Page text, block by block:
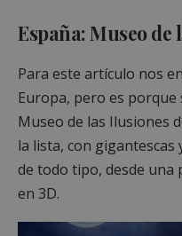
España: Museo
Para este artículo nos
Europa, pero es porque
Museo de las Ilusiones
la lista, con
de todo tipo, desde una
en 3D.